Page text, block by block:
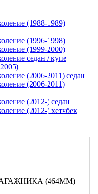
(1988-1989)
(1996-1998)
(1999-2000)
седан / купе
(2006-2011) седан
(2006-2011)
(2012-) седан
(2012-) хетчбек